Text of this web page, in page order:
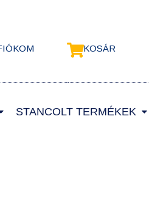
KOSÁR
STANCOLT TERMÉKEK